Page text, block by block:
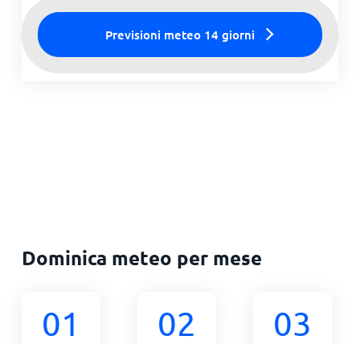
Previsioni meteo 14 giorni
Dominica meteo per mese
01 02 03